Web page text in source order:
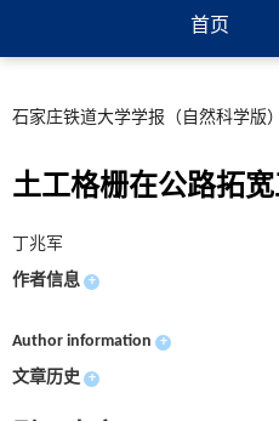
首页
石家庄铁道大学学报（自然科学版）
土工格栅在公路拓
丁兆军
作者信息 +
Author information +
文章历史 +